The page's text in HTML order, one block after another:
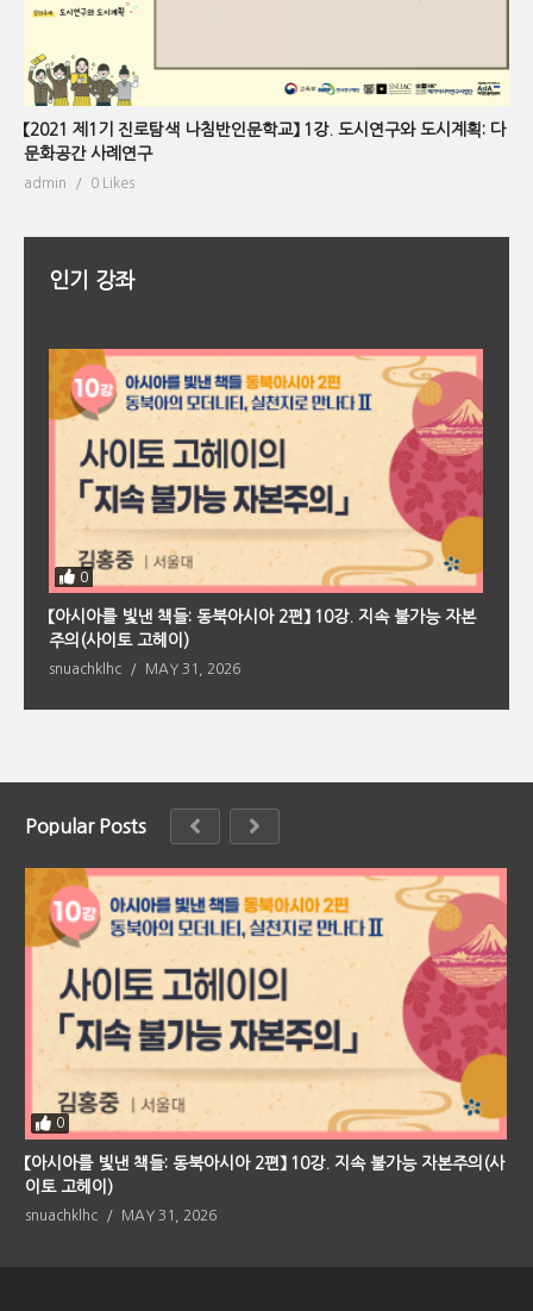
【2021 제1기 진로탐색 나침반인문학교】 1강. 도시연구와 도시계획: 다
문화공간 사례연구
admin 0 Likes
인기 강좌
0
【아시아를 빛낸 책들: 동북아시아 2편】 10강. 지속 불가능 자본
주의(사이토 고헤이)
snuachklhc MAY 31, 2026
Popular Posts
0
【아시아를 빛낸 책들: 동북아시아 2편】 10강. 지속 불가능 자본주의(사
이토 고헤이)
snuachklhc MAY 31, 2026